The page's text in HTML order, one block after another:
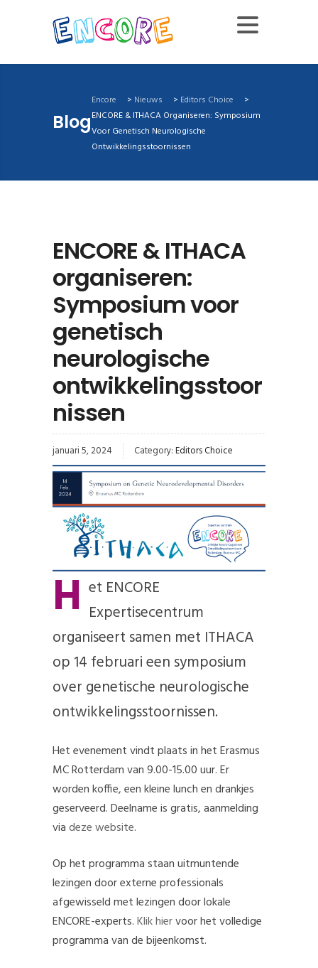
Blog
Encore > Nieuws > Editors Choice
>
ENCORE & ITHACA Organiseren: Symposium
Voor Genetisch Neurologische
Ontwikkelingsstoornissen
ENCORE & ITHACA
organiseren:
Symposium voor
genetisch
neurologische
ontwikkelingsstoor
nissen
januari 5, 2024 Category:Editors Choice
H et ENCORE
Expertisecentrum
organiseert samen met ITHACA
op 14 februari een symposium
over genetische neurologische
ontwikkelingsstoornissen.
Het evenement vindt plaats in het Erasmus
MC Rotterdam van 9.00-15.00 uur. Er
worden koffie, een kleine lunch en drankjes
geserveerd. Deelname is gratis, aanmelding
viadeze website.
Op het programma staan uitmuntende
lezingen door externe professionals
afgewisseld met lezingen door lokale
ENCORE-experts.Klik hiervoor het volledige
programma van de bijeenkomst.